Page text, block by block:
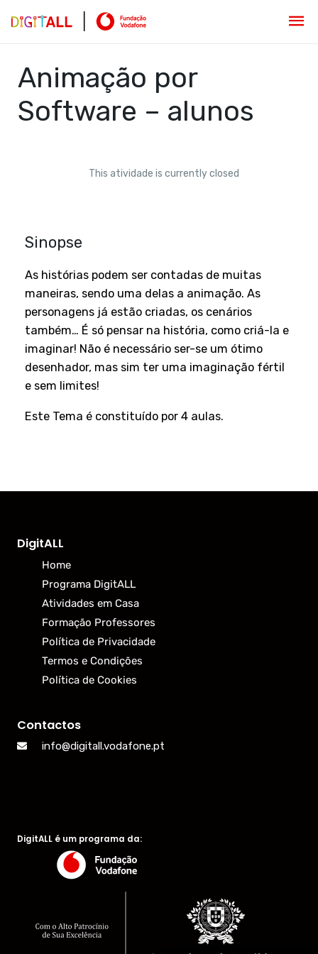
Animação por
Software – alunos
This atividade is currently closed
Sinopse
As histórias podem ser contadas de muitas
maneiras, sendo uma delas a animação. As
personagens já estão criadas, os cenários
também… É só pensar na história, como criá-la e
imaginar! Não é necessário ser-se um ótimo
desenhador, mas sim ter uma imaginação fértil
e sem limites!
Este Tema é constituído por 4 aulas.
DigitALL
Home
Programa DigitALL
Atividades em Casa
Formação Professores
Política de Privacidade
Termos e Condições
Política de Cookies
Contactos
info@digitall.vodafone.pt
DigitALL é um programa da: